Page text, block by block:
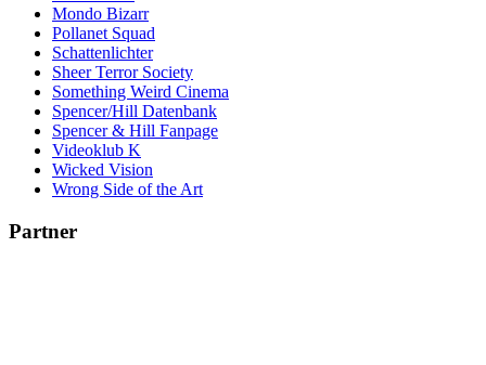
Mondo Bizarr
Pollanet Squad
Schattenlichter
Sheer Terror Society
Something Weird Cinema
Spencer/Hill Datenbank
Spencer & Hill Fanpage
Videoklub K
Wicked Vision
Wrong Side of the Art
Partner